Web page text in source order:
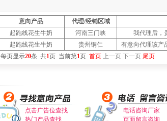
意向产品 代理/经销区域
起跑线花生牛奶 河南三门峡
我代理后，
起跑线花生牛奶 贵州铜仁
有意向代理该产
每页显示20条 共1页 当前第1页 首页 上一页 下一页 尾页
点击广告位查找
热门产品查找
电话咨询厂家
页面留言咨询